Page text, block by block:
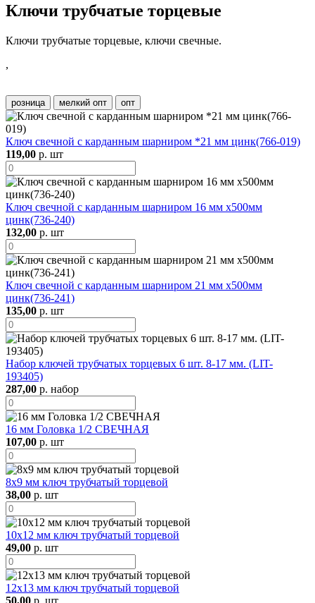
Ключи трубчатые торцевые
Ключи трубчатые торцевые, ключи свечные.
,
розница мелкий опт опт
Ключ свечной с карданным шарниром *21 мм цинк(766-019)
119,00 р. шт
Ключ свечной с карданным шарниром 16 мм х500мм
цинк(736-240)
132,00 р. шт
Ключ свечной с карданным шарниром 21 мм х500мм
цинк(736-241)
135,00 р. шт
Набор ключей трубчатых торцевых 6 шт. 8-17 мм. (LIT-
193405)
287,00 р. набор
16 мм Головка 1/2 СВЕЧНАЯ
107,00 р. шт
8х9 мм ключ трубчатый торцевой
38,00 р. шт
10х12 мм ключ трубчатый торцевой
49,00 р. шт
12х13 мм ключ трубчатый торцевой
50,00 р. шт